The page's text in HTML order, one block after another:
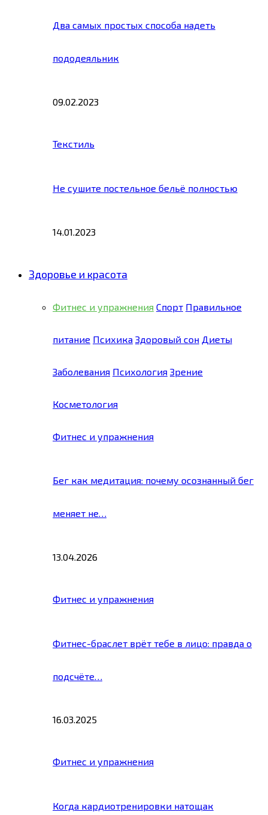
Два самых простых способа надеть
пододеяльник
09.02.2023
Текстиль
Не сушите постельное бельё полностью
14.01.2023
Здоровье и красота
Фитнес и упражнения Спорт Правильное
питание Психика Здоровый сон Диеты
Заболевания Психология Зрение
Косметология
Фитнес и упражнения
Бег как медитация: почему осознанный бег
меняет не…
13.04.2026
Фитнес и упражнения
Фитнес-браслет врёт тебе в лицо: правда о
подсчёте…
16.03.2025
Фитнес и упражнения
Когда кардиотренировки натощак